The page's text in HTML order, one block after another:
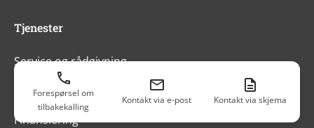
Tjenester
Service og rådgivning
Kontaktpersoner
Finansiering
Forespørsel om
tilbakekalling
Kontakt via e-post Kontakt via skjema